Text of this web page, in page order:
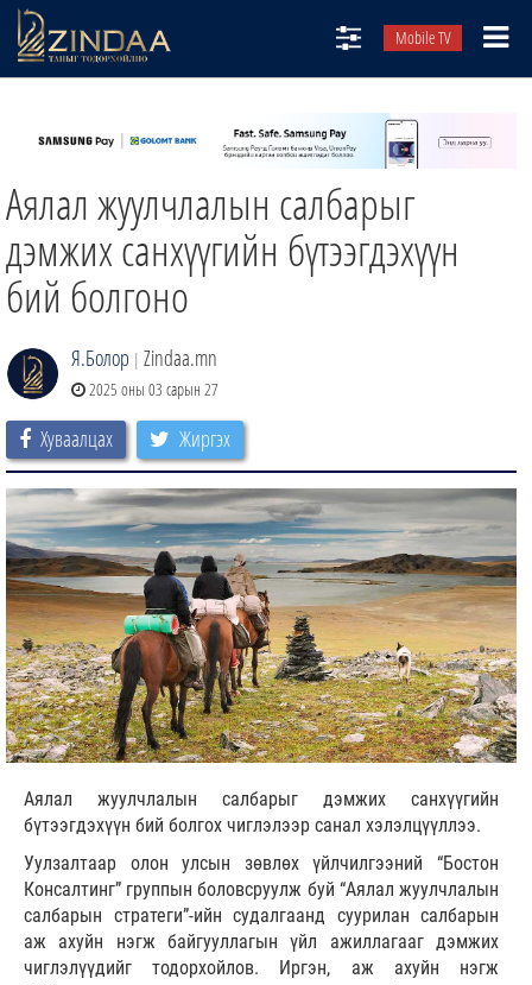
Mobile TV
ТВ8
ӨГЛӨӨНИЙ СОНИН
АУДИО ЗОХИОЛ
ЗИНДАА СЭТГҮҮЛ
Аялал жуулчлалын салбарыг
дэмжих санхүүгийн бүтээгдэхүүн
бий болгоно
Я.Болор | Zindaa.mn
2025 оны 03 сарын 27
Хуваалцах Жиргэх
Аялал жуулчлалын салбарыг дэмжих санхүүгийн
бүтээгдэхүүн бий болгох чиглэлээр санал хэлэлцүүллээ.
Уулзалтаар олон улсын зөвлөх үйлчилгээний “Бостон
Консалтинг” группын боловсруулж буй “Аялал жуулчлалын
салбарын стратеги”-ийн судалгаанд суурилан салбарын
аж ахуйн нэгж байгууллагын үйл ажиллагааг дэмжих
чиглэлүүдийг тодорхойлов. Иргэн, аж ахуйн нэгж